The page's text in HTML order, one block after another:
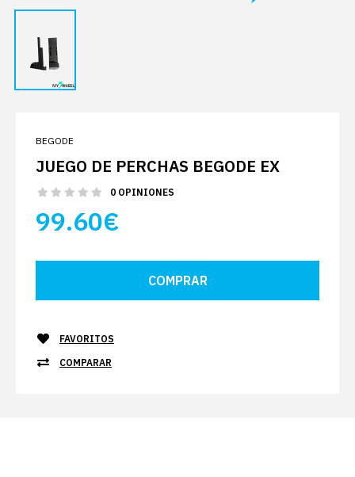
BEGODE
JUEGO DE PERCHAS BEGODE EX
0 OPINIONES
99.60€
FAVORITOS
COMPARAR